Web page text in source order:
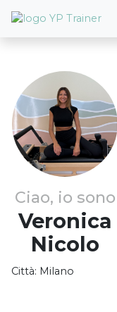
Ciao, io sono
Veronica
Nicolo
Città: Milano